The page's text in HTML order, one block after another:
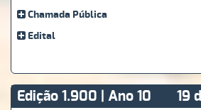
Chamada Pública
Edital
Edição 1.900 | Ano 10 19